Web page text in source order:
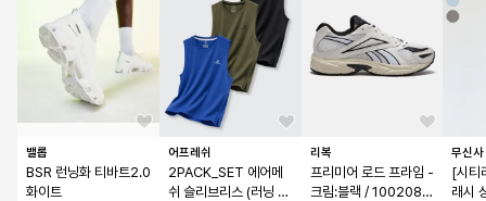
밸롭
BSR 런닝화 티바트2.0
화이트
어프레쉬
2PACK_SET 에어메
쉬 슬리브리스 (러닝 스
리복
프리미어 로드 프라임 -
크림:블랙 / 1002086
무신
[시티
래시